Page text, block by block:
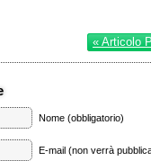
« Articolo
Nome (obbligatorio)
E-mail (non verrà